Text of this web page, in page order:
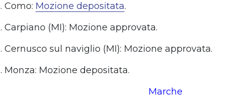
. Como: Mozione depositata.
. Carpiano (MI): Mozione approvata.
. Cernusco sul naviglio (MI): Mozione approvata.
. Monza: Mozione depositata.
Marche